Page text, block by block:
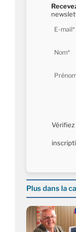
E-mail*
Nom*
Plus dans la